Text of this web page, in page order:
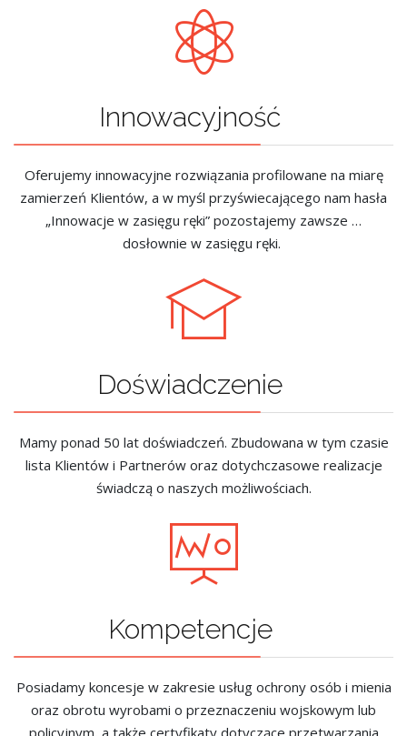
Innowacyjność
Oferujemy innowacyjne rozwiązania profilowane na miarę
zamierzeń Klientów, a w myśl przyświecającego nam hasła
„Innowacje w zasięgu ręki” pozostajemy zawsze …
dosłownie w zasięgu ręki.
Doświadczenie
Mamy ponad 50 lat doświadczeń. Zbudowana w tym czasie
lista Klientów i Partnerów oraz dotychczasowe realizacje
świadczą o naszych możliwościach.
Kompetencje
Posiadamy koncesje w zakresie usług ochrony osób i mienia
oraz obrotu wyrobami o przeznaczeniu wojskowym lub
policyjnym, a także certyfikaty dotyczące przetwarzania